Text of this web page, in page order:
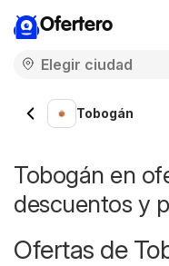
Ofertero
Tobogán
Tobogán en
descuentos y
Ofertas de